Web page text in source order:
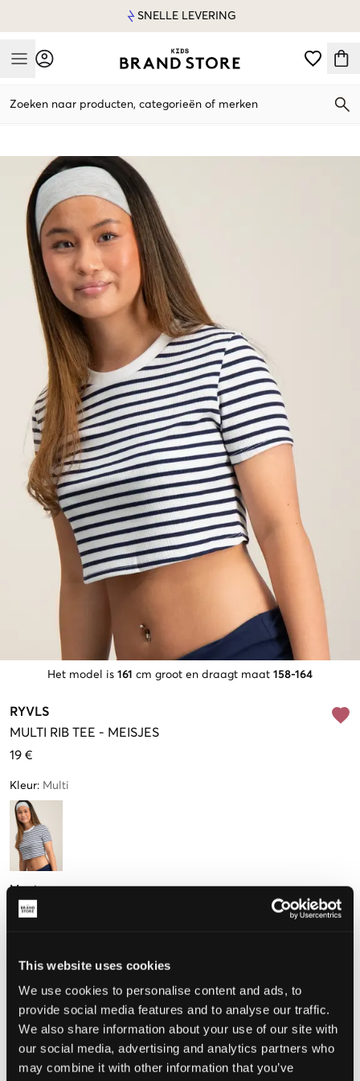
This website uses cookies
We use cookies to personalise content and ads, to
provide social media features and to analyse our traffic.
We also share information about your use of our site with
our social media, advertising and analytics partners who
may combine it with other information that you’ve
SNELLE LEVERING
Mobile Menu
Zoeken naar producten, categorieën of merken
Het model is 161 cm groot en draagt maat 158-164
RYVLS
MULTI
RIB TEE - MEISJES
19 €
Kleur: Multi
Maat
Te klein Perfect Te groot
MAATTABEL